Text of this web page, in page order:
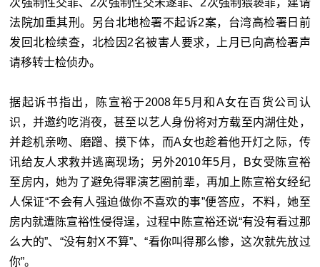
次强制性交罪、2次强制性交未遂罪、2次强制猥亵罪，建请
法院加重其刑。另台北地检署不起诉2案，台湾高检署日前
发回北检续查，北检因2名被害人要求，上月已向高检署声
请移转士检侦办。
据起诉书指出，陈宣裕于2008年5月和A女在百货公司认
识，并邀约吃消夜，甚至以艺人身份将对方载至内湖住处，
并趁机亲吻、磨蹭、摸下体，而A女也趁着他开灯之际，传
讯给友人求救并逃离现场；另外2010年5月，B女受陈宣裕
至房内，她为了避免得罪演艺圈前辈，再加上陈宣裕女经纪
人保证“不会有人强迫做你不喜欢的事”便答应，不料，她至
房内就遭陈宣裕性侵得逞，过程中陈宣裕还说“有没有看过那
么大的”、“没有射X不算”、“看你叫得那么惨，这次就先放过
你”。